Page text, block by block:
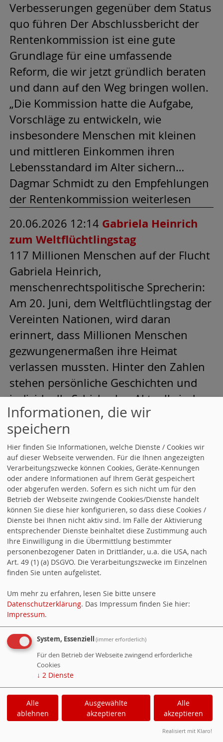
Verbesserungen gegenüber dem Status
quo führen Der Abschlussbericht der
Rentenkommission ist eine gute
Grundlage für eine umfassende
Reform, die wir jetzt gründlich beraten
und dann auf den Weg bringen wollen.
„Die Kommission hatte die Aufgabe,
Vorschläge zu entwickeln, wie
insbesondere Menschen mit kleinen
und mittleren Einkommen ihren
Lebensstandard im Alter sichern…
Dagmar Schmidt zu den Empfehlungen
der Rentenkommission weiterlesen
20.06.2026 12:14 Gabriela Heinrich
zum Weltflüchtlingstag
117 Millionen Menschen auf der Flucht
Gabriela Heinrich,
menschenrechtspolitische Sprecherin:
Am 20. Juni, dem Weltflüchtlingstag der
Vereinten Nationen, wird daran
erinnert, dass Millionen Menschen
gezwungenermaßen ihre Heimat
verlassen mussten. Hinter den Zahlen
stehen persönliche Geschichten und
individuelle Schicksale. „Aktuell sind
weltweit über 117 Millionen Menschen
auf der Flucht, darunter viele Kinder,
oftmals ohne die Begleitung… Gabriela
Heinrich zum Weltflüchtlingstag
weiterlesen
Ein Service vonwebsozis.info
BESUCHER DER HOMEPAGE
Besucher:
773772
Heute:
Online:
5
SHARIFF
tweet
teilen
Informationen, die wir
speichern
Hier finden Sie Informationen, welche Dienste / Cookies wir
auf dieser Webseite verwenden. Für die Ihnen angezeigten
Verarbeitungszwecke können Cookies, Geräte-Kennungen
oder andere Informationen auf Ihrem Gerät gespeichert
oder abgerufen werden. Sofern es sich nicht um für den
Betrieb der Webseite zwingende Cookies/Dienste handelt
können Sie diese hier konfigurieren, so dass diese Cookies /
Dienste bei Ihnen nicht aktiv sind. Im Falle der Aktivierung
entsprechender Dienste beinhaltet diese Zustimmung auch
Ihre Einwilligung in die Übermittlung bestimmter
personenbezogener Daten in Drittländer, u.a. die USA, nach
Art. 49 (1) (a) DSGVO. Die Verarbeitungszwecke im Einzelnen
finden Sie unten aufgelistet.
Um mehr zu erfahren, lesen Sie bitte unsere
Datenschutzerklärung. Das Impressum finden Sie hier:
Impressum.
System, Essenziell (immer erforderlich)
Für den Betrieb der Webseite zwingend erforderliche
Cookies
↓ 2 Dienste
Alle
ablehnen
Ausgewählte
akzeptieren
Alle
akzeptieren
Realisiert mit Klaro!